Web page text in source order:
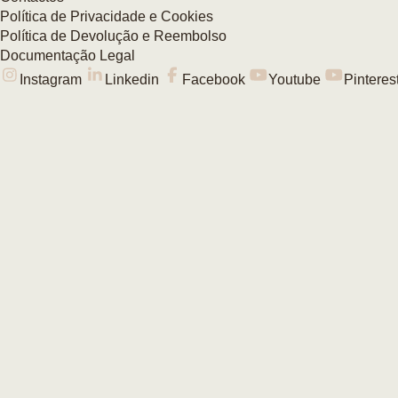
Política de Privacidade e Cookies
Política de Devolução e Reembolso
Documentação Legal
Instagram
Linkedin Facebook Youtube